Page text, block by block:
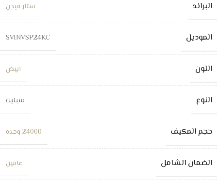
البراند ستار فيجن
الموديل SVINVSP24KC
اللون ابيض
النوع سبليت
حجم المكيف 24000 وحدة
الضمان الشامل عامين